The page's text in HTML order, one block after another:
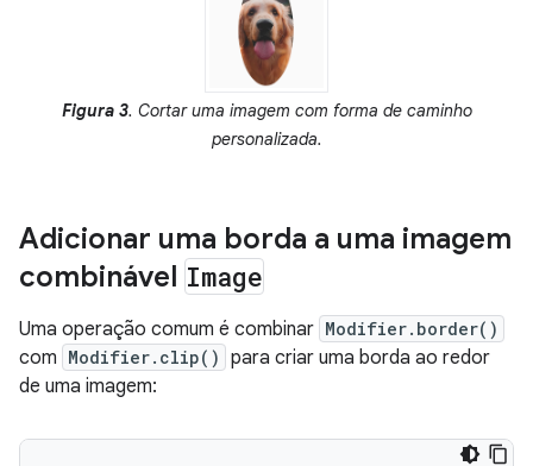
Figura 3. Cortar uma imagem com forma de caminho
personalizada.
Adicionar uma borda a uma imagem
combinável Image
Uma operação comum é combinar Modifier.border()
com Modifier.clip() para criar uma borda ao redor
de uma imagem: